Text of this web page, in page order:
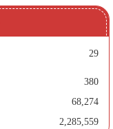
29
380
68,274
2,285,559